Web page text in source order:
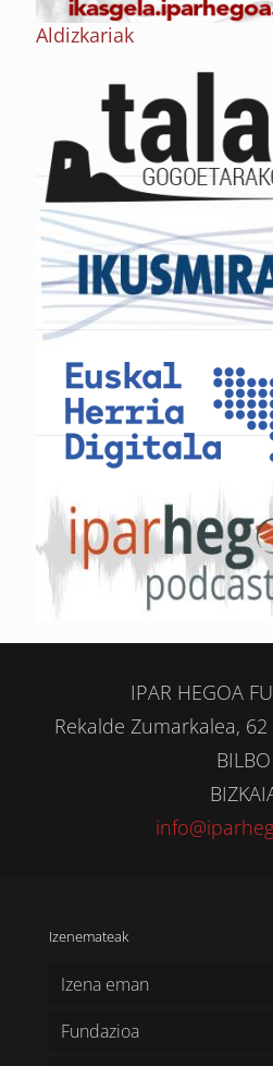
Aldizkariak
IPAR HEGOA
Rekalde Zumarkalea,
BILBO
Izenemateak
Izena eman
Fundazioa